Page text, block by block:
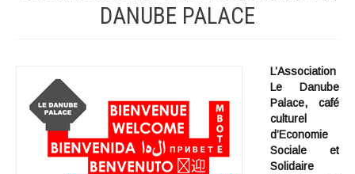
DANUBE PALACE
L’Association
Le Danube
Palace, café
culturel
d’Economie
Sociale et
Solidaire